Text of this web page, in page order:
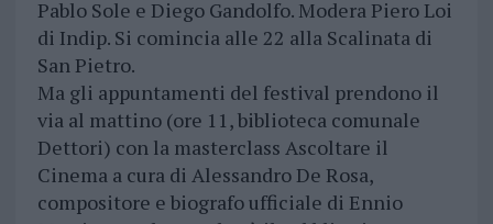
Pablo Sole e Diego Gandolfo. Modera Piero Loi
di Indip. Si comincia alle 22 alla Scalinata di
San Pietro.
Ma gli appuntamenti del festival prendono il
via al mattino (ore 11, biblioteca comunale
Dettori) con la masterclass Ascoltare il
Cinema a cura di Alessandro De Rosa,
compositore e biografo ufficiale di Ennio